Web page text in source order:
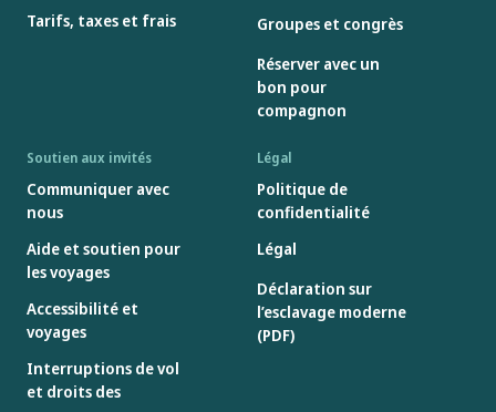
Tarifs, taxes et frais
Groupes et congrès
Réserver avec un
bon pour
compagnon
Soutien aux invités
Communiquer avec
nous
Aide et soutien pour
les voyages
Accessibilité et
voyages
Interruptions de vol
et droits des
Légal
Politique de
confidentialité
Légal
Déclaration sur
l’esclavage moderne
(PDF)